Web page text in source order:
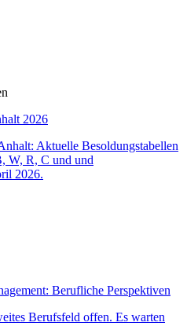
2026
Aktuelle Besoldungstabellen
W, R, C und und
2026.
Berufliche Perspektiven
Berufsfeld offen. Es warten